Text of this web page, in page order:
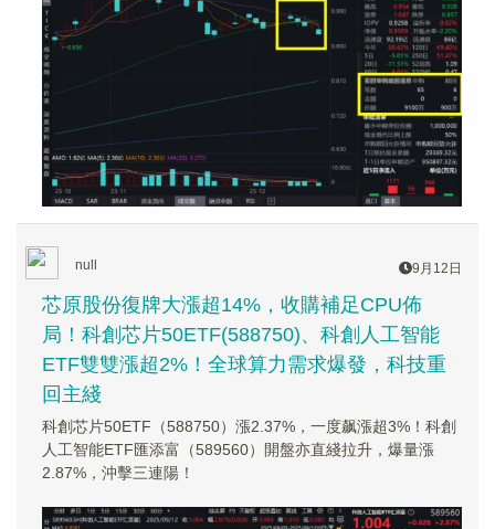
null 9月12日
芯原股份復牌大漲超14%，收購補足CPU佈
局！科創芯片50ETF(588750)、科創人工智能
ETF雙雙漲超2%！全球算力需求爆發，科技重
回主綫
科創芯片50ETF（588750）漲2.37%，一度飙漲超3%！科創
人工智能ETF匯添富（589560）開盤亦直綫拉升，爆量漲
2.87%，沖擊三連陽！